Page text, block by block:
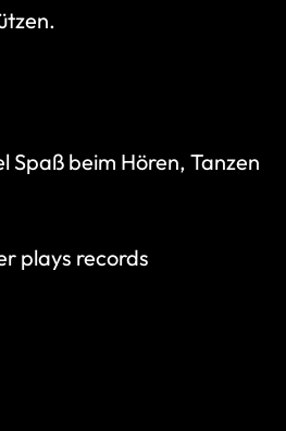
Spaß beim Hören, Tanzen
plays records